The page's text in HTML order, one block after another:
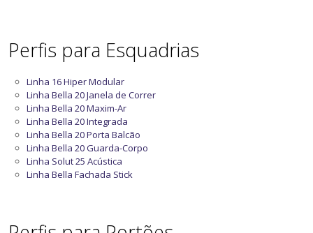
Perfis para Esquadrias
Linha 16 Hiper Modular
Linha Bella 20 Janela de Correr
Linha Bella 20 Maxim-Ar
Linha Bella 20 Integrada
Linha Bella 20 Porta Balcão
Linha Bella 20 Guarda-Corpo
Linha Solut 25 Acústica
Linha Bella Fachada Stick